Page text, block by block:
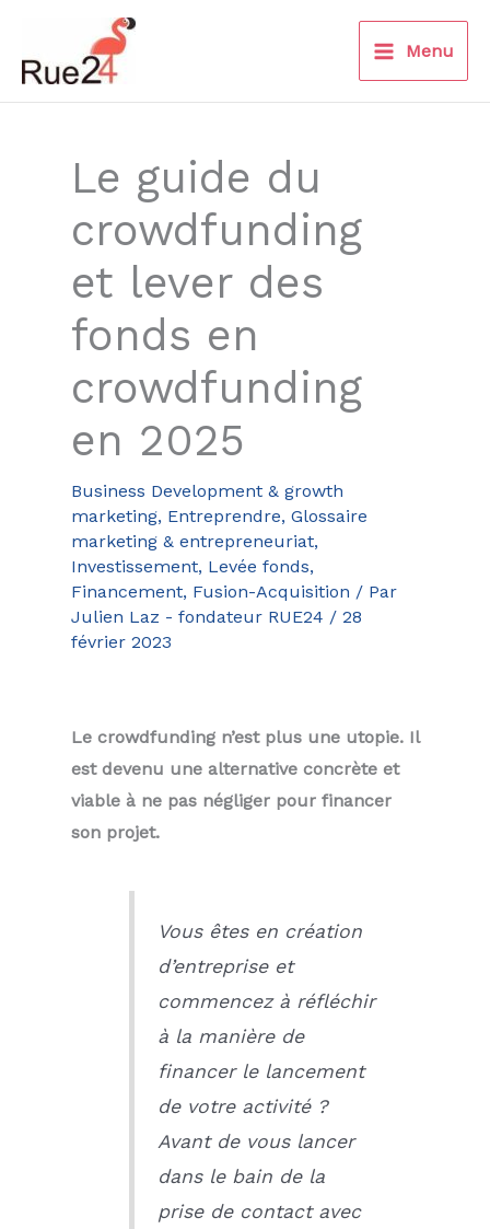
contenu
Menu
Le guide du
crowdfunding
et lever des
fonds en
crowdfunding
en 2025
Business Development & growth
marketing, Entreprendre, Glossaire
marketing & entrepreneuriat,
Investissement, Levée fonds,
Financement, Fusion-Acquisition / Par
Julien Laz - fondateur RUE24 / 28
février 2023
Le crowdfunding n’est plus une utopie. Il
est devenu une alternative concrète et
viable à ne pas négliger pour financer
son projet.
Vous êtes en création
d’entreprise et
commencez à réfléchir
à la manière de
financer le lancement
de votre activité ?
Avant de vous lancer
dans le bain de la
prise de contact avec